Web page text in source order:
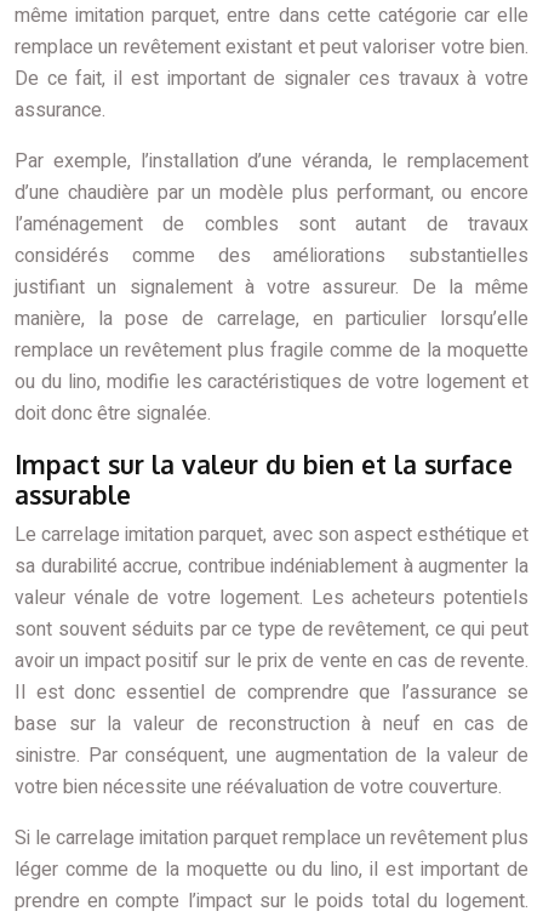
même imitation parquet, entre dans cette catégorie car elle
remplace un revêtement existant et peut valoriser votre bien.
De ce fait, il est important de signaler ces travaux à votre
assurance.
Par exemple, l’installation d’une véranda, le remplacement
d’une chaudière par un modèle plus performant, ou encore
l’aménagement de combles sont autant de travaux
considérés comme des améliorations substantielles
justifiant un signalement à votre assureur. De la même
manière, la pose de carrelage, en particulier lorsqu’elle
remplace un revêtement plus fragile comme de la moquette
ou du lino, modifie les caractéristiques de votre logement et
doit donc être signalée.
Impact sur la valeur du bien et la surface
assurable
Le carrelage imitation parquet, avec son aspect esthétique et
sa durabilité accrue, contribue indéniablement à augmenter la
valeur vénale de votre logement. Les acheteurs potentiels
sont souvent séduits par ce type de revêtement, ce qui peut
avoir un impact positif sur le prix de vente en cas de revente.
Il est donc essentiel de comprendre que l’assurance se
base sur la valeur de reconstruction à neuf en cas de
sinistre. Par conséquent, une augmentation de la valeur de
votre bien nécessite une réévaluation de votre couverture.
Si le carrelage imitation parquet remplace un revêtement plus
léger comme de la moquette ou du lino, il est important de
prendre en compte l’impact sur le poids total du logement.